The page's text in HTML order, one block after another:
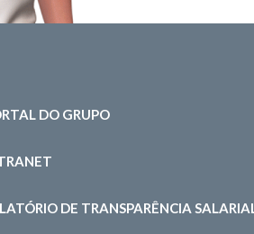
DO GRUPO
DE TRANSPARÊNCIA SALARIAL